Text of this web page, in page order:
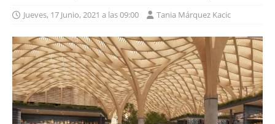
Jueves, 17 Junio, 2021 a las 09:00 Tania Márquez Kacic